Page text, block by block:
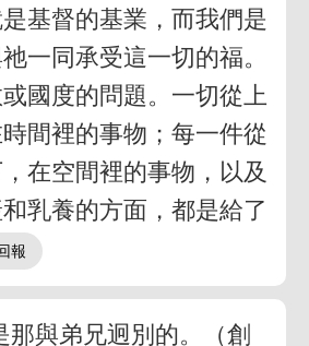
基督的基業，而我們是
一同承受這一切的福。
國度的問題。一切從上
間裡的事物；每一件從
在空間裡的事物，以及
乳養的方面，都是給了
那與弟兄迥別的。（創